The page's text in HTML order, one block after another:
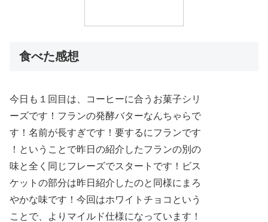
食べた感想
今日も１回目は、コーヒーに合うお菓子シリ
ーズです！フランの発酵バターなんちゃらで
す！名前が長すぎです！要するにフランです
！ということで昨日の紹介したフランの別の
味と全く同じフレーズでスタートです！ビス
ケットの部分は昨日紹介したのと同様にまろ
やかな味です！今回はホワイトチョコという
ことで、よりマイルド仕様になっています！